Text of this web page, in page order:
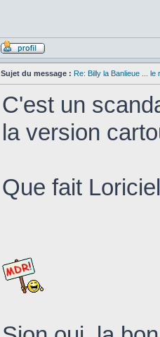
Sujet du message : Re: Billy la Banlieue ... le
C'est un
la version
Que fait